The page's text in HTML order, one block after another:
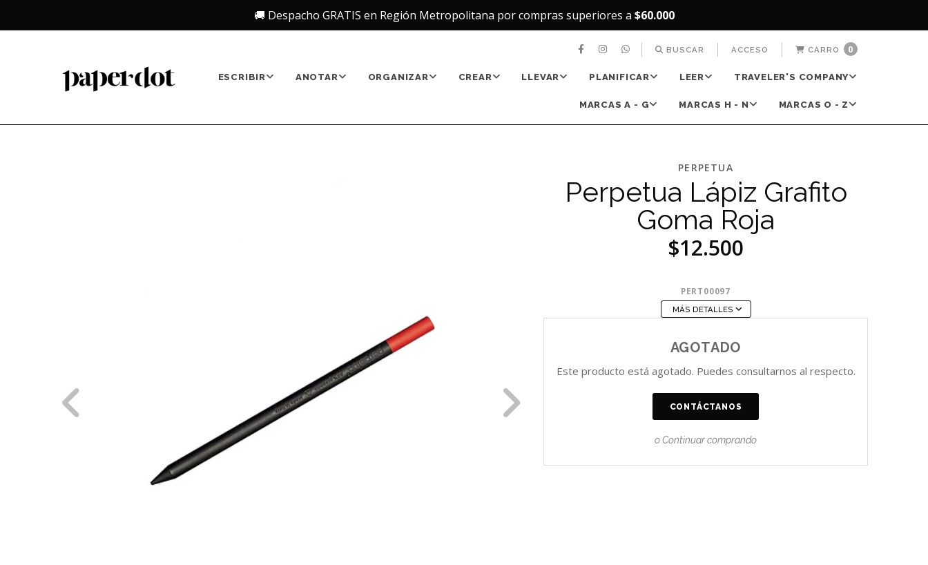
🚚 Despacho GRATIS en Región Metropolitana por compras superiores a $60.000
BUSCAR ACCESO CARRO 0
ESCRIBIR ANOTAR ORGANIZAR CREAR LLEVAR PLANIFICAR LEER TRAVELER'S COMPANY
MARCAS A - G MARCAS H - N MARCAS O - Z
PERPETUA
Perpetua Lápiz Grafito
Goma Roja
$12.500
PERT00097
MÁS DETALLES
AGOTADO
Este producto está agotado. Puedes consultarnos al respecto.
CONTÁCTANOS
o Continuar comprando